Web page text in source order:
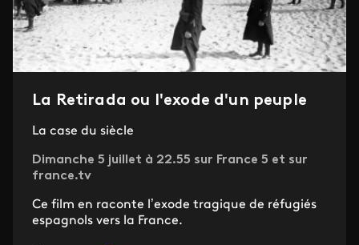
La Retirada ou l'exode d'un peuple
La case du siècle
Dimanche 5 juillet à 22.55 sur France 5 et sur
france.tv
Ce film en raconte l’exode tragique de réfugiés
espagnols vers la France.